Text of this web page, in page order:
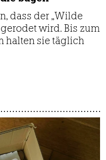
dass der „Wilde
wird. Bis zum
halten sie täglich